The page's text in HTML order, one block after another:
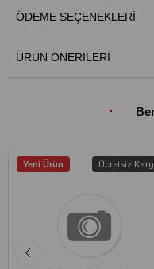
ÖDEME SEÇENEKLERI
ÜRÜN ÖNERILERI
Yeni Ürün Ücretsiz